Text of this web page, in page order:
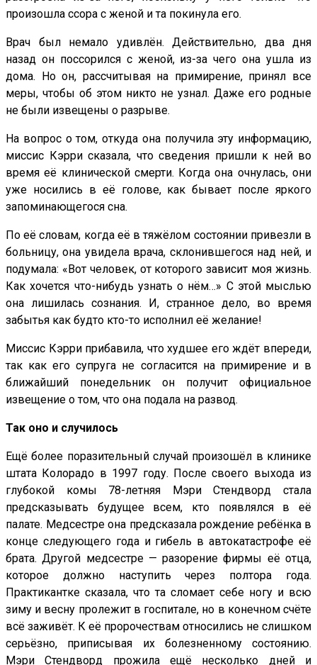
произошла ссора с женой и та покинула его.
Врач был немало удивлён. Действительно, два дня
назад он поссорился с женой, из-за чего она ушла из
дома. Но он, рассчитывая на примирение, принял все
меры, чтобы об этом никто не узнал. Даже его родные
не были извещены о разрыве.
На вопрос о том, откуда она получила эту информацию,
миссис Кэрри сказала, что сведения пришли к ней во
время её клинической смерти. Когда она очнулась, они
уже носились в её голове, как бывает после яркого
запоминающегося сна.
По её словам, когда её в тяжёлом состоянии привезли в
больницу, она увидела врача, склонившегося над ней, и
подумала: «Вот человек, от которого зависит моя жизнь.
Как хочется что-нибудь узнать о нём…» С этой мыслью
она лишилась сознания. И, странное дело, во время
забытья как будто кто-то исполнил её желание!
Миссис Кэрри прибавила, что худшее его ждёт впереди,
так как его супруга не согласится на примирение и в
ближайший понедельник он получит официальное
извещение о том, что она подала на развод.
Так оно и случилось
Ещё более поразительный случай произошёл в клинике
штата Колорадо в 1997 году. После своего выхода из
глубокой комы 78-летняя Мэри Стендворд стала
предсказывать будущее всем, кто появлялся в её
палате. Медсестре она предсказала рождение ребёнка в
конце следующего года и гибель в автокатастрофе её
брата. Другой медсестре — разорение фирмы её отца,
которое должно наступить через полтора года.
Практикантке сказала, что та сломает себе ногу и всю
зиму и весну пролежит в госпитале, но в конечном счёте
всё заживёт. К её пророчествам относились не слишком
серьёзно, приписывая их болезненному состоянию.
Мэри Стендворд прожила ещё несколько дней и